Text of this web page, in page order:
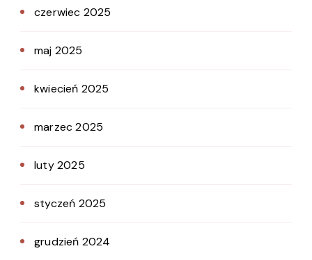
czerwiec 2025
maj 2025
kwiecień 2025
marzec 2025
luty 2025
styczeń 2025
grudzień 2024